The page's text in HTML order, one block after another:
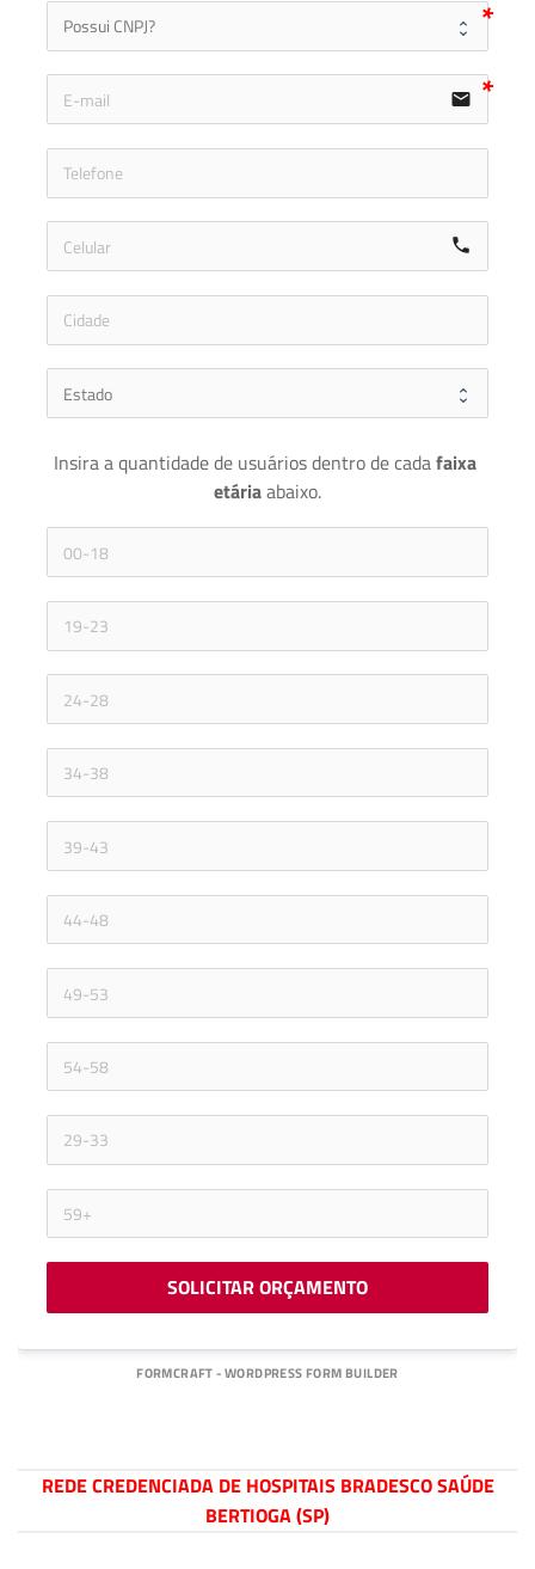
email
call
Insira a quantidade de usuários dentro de cada faixa
etária abaixo.
SOLICITAR ORÇAMENTO
FORMCRAFT - WORDPRESS FORM BUILDER
REDE CREDENCIADA DE HOSPITAIS BRADESCO SAÚDE
BERTIOGA (SP)